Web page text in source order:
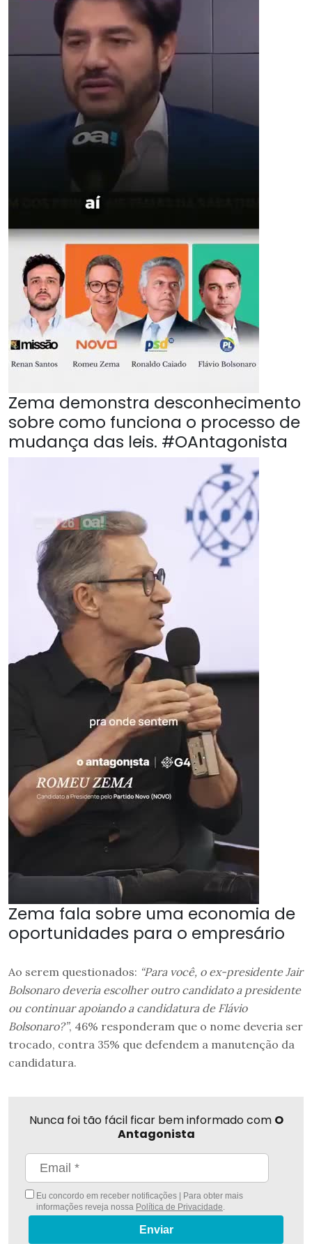
Zema demonstra desconhecimento
sobre como funciona o processo de
mudança das leis. #OAntagonista
Zema fala sobre uma economia de
oportunidades para o empresário
Ao serem questionados: “Para você, o ex-presidente Jair
Bolsonaro deveria escolher outro candidato a presidente
ou continuar apoiando a candidatura de Flávio
Bolsonaro?”, 46% responderam que o nome deveria ser
trocado, contra 35% que defendem a manutenção da
candidatura.
Nunca foi tão fácil ficar bem informado com O
Antagonista
Eu concordo em receber notificações | Para obter mais
informações reveja nossa Política de Privacidade.
Enviar